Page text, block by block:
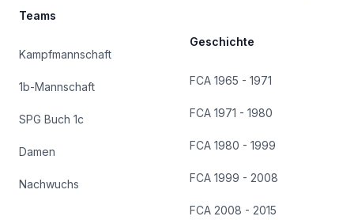
Teams
Kampfmannschaft
1b-Mannschaft
SPG Buch 1c
Damen
Nachwuchs
Geschichte
FCA 1965 - 1971
FCA 1971 - 1980
FCA 1980 - 1999
FCA 1999 - 2008
FCA 2008 - 2015